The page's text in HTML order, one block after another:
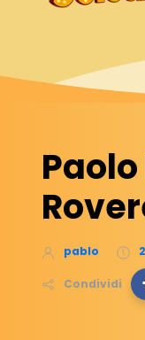
pablo
Condividi